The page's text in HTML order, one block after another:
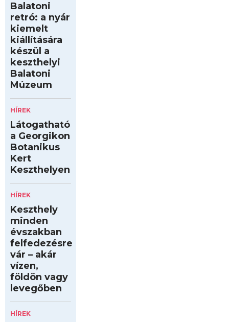
Balatoni
retró: a nyár
kiemelt
kiállítására
készül a
keszthelyi
Balatoni
Múzeum
HÍREK
Látogatható
a Georgikon
Botanikus
Kert
Keszthelyen
HÍREK
Keszthely
minden
évszakban
felfedezésre
vár – akár
vízen,
földön vagy
levegőben
HÍREK